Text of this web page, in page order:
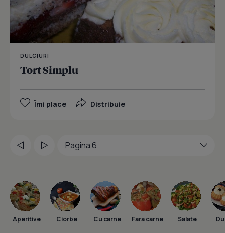
DULCIURI
Tort Simplu
Îmi place Distribuie
Aperitive Ciorbe Cu carne Fara carne Salate